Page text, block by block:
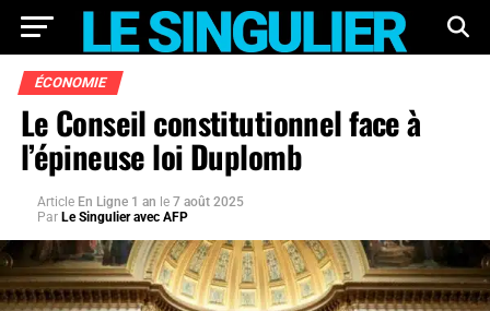
ÉCONOMIE
Le Conseil constitutionnel face à
l’épineuse loi Duplomb
Article En Ligne 1 an le 7 août 2025
Par Le Singulier avec AFP